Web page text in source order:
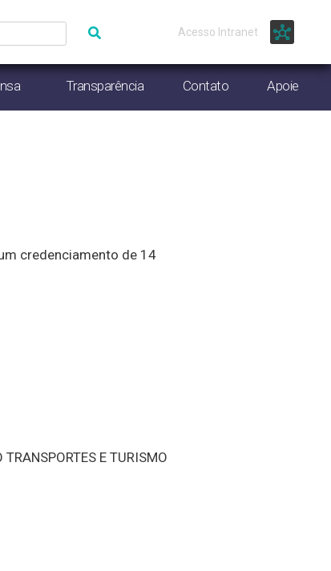
Transparência Contato Apoie
Acesso Intranet
credenciamento de 14
E TURISMO